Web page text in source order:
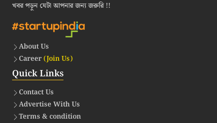
খবর পড়ুন যেটা আপনার জন্য জরুরি !!
About Us
Career(Join Us)
Quick Links
Contact Us
Advertise With Us
Terms & condition